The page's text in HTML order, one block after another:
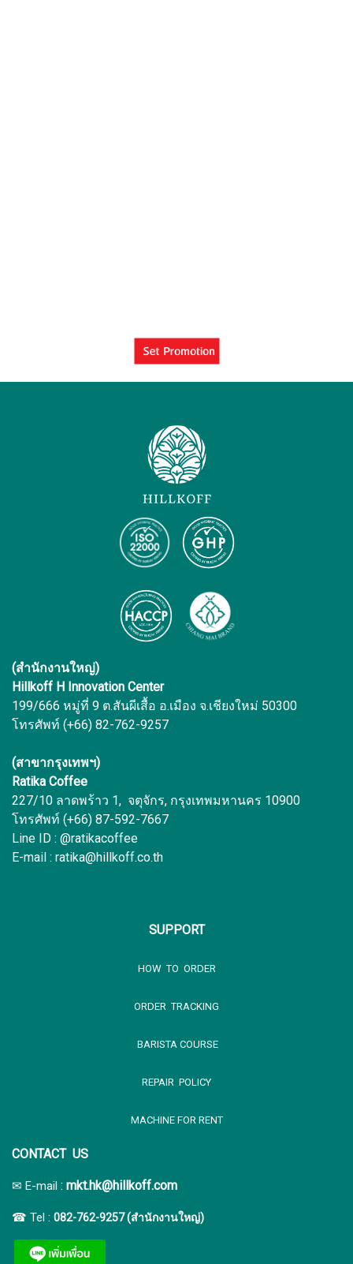
(สำนักงานใหญ่)
Hillkoff H Innovation Center
199/666 หมู่ที่ 9 ต.สันผีเสื้อ อ.เมือง จ.เชียงใหม่ 50300
โทรศัพท์ (+66) 82-762-9257
(สาขากรุงเทพฯ)
Ratika Coffee
227/10 ลาดพร้าว 1, จตุจักร, กรุงเทพมหานคร 10900
โทรศัพท์ (+66) 87-592-7667
Line ID : @ratikacoffee
E-mail : ratika@hillkoff.co.th
SUPPORT
HOW TO ORDER
ORDER TRACKING
BARISTA COURSE
REPAIR POLICY
MACHINE FOR RENT
CONTACT US
✉ E-mail : mkt.hk@hillkoff.com
☎ Tel : 082-762-9257 (สำนักงานใหญ่)